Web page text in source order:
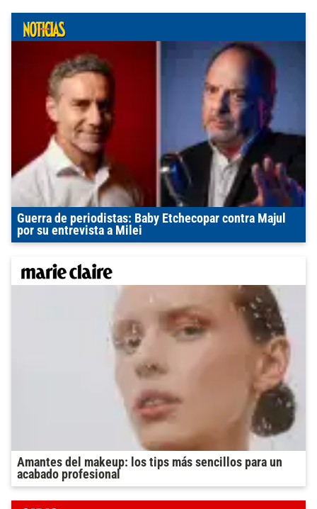
Guerra de periodistas: Baby Etchecopar contra Majul
por su entrevista a Milei
Amantes del makeup: los tips más sencillos para un
acabado profesional